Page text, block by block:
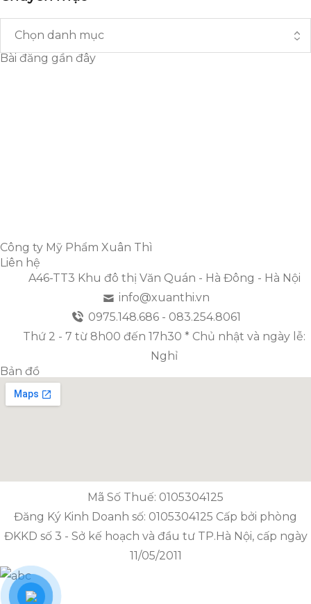
Bài đăng gần đây
Công ty Mỹ Phẩm Xuân Thì
Liên hệ
A46-TT3 Khu đô thị Văn Quán - Hà Đông - Hà Nội
info@xuanthi.vn
0975.148.686 - 083.254.8061
Thứ 2 - 7 từ 8h00 đến 17h30 * Chủ nhật và ngày lễ:
Nghỉ
Bản đồ
Mã Số Thuế: 0105304125
Đăng Ký Kinh Doanh số: 0105304125 Cấp bởi phòng
ĐKKD số 3 - Sở kế hoạch và đầu tư TP.Hà Nội, cấp ngày
11/05/2011